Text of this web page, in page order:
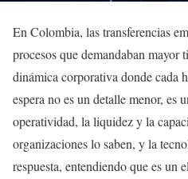
En Colombia, las transferencias
procesos que demandaban mayor
dinámica corporativa donde cada
espera no es un detalle menor, es
operatividad, la liquidez y la
organizaciones lo saben, y la
respuesta, entendiendo que es un